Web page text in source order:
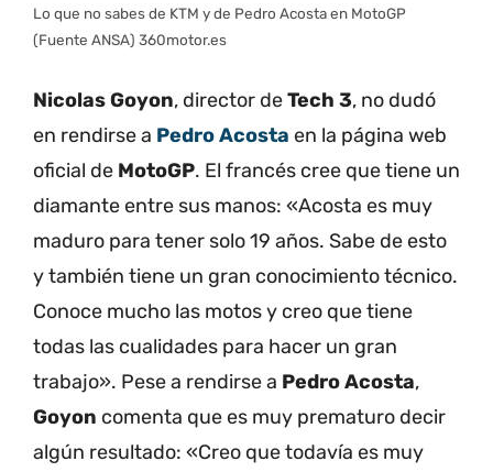
Lo que no sabes de KTM y de Pedro Acosta en MotoGP
(Fuente ANSA) 360motor.es
NicolasGoyon, director deTech 3, no dudó
en rendirse a Pedro Acosta en la página web
oficial de MotoGP. El francés cree que tiene un
diamante entre sus manos: «Acosta es muy
maduro para tener solo 19 años. Sabe de esto
y también tiene un gran conocimiento técnico.
Conoce mucho las motos y creo que tiene
todas las cualidades para hacer un gran
trabajo». Pese a rendirse a Pedro Acosta,
Goyon comenta que es muy prematuro decir
algún resultado: «Creo que todavía es muy